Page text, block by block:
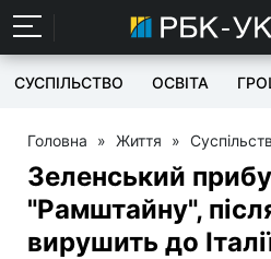
СУСПІЛЬСТВО ОСВІТА
Головна » Життя »
Зеленський
"Рамштайну",
вирушить до